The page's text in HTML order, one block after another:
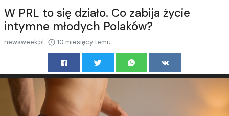
W PRL to się działo. Co zabija życie
intymne młodych Polaków?
newsweek.pl 10 miesięcy temu